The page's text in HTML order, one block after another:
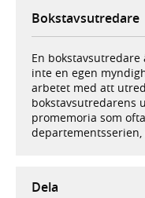
Bokstavsutredare
En
inte en egen
arbetet med att
bokstavsutredarens
promemoria som
departementsserien,
Dela